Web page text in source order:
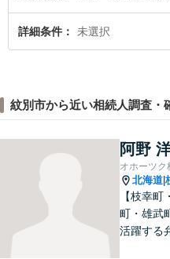
詳細条件 未選択
紋別市から近い相続人調査・
阿野
オホーツ
北海道
【枝幸
町・雄武
活躍する